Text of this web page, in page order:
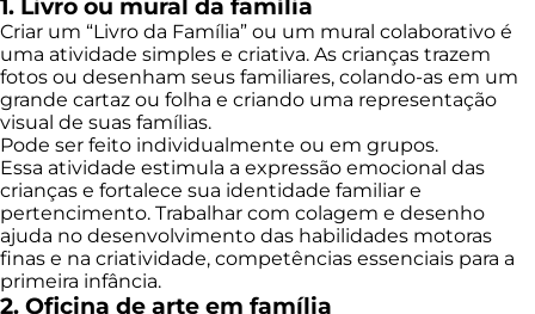
1. Livro ou mural da família
Criar um “Livro da Família” ou um mural colaborativo é
uma atividade simples e criativa. As crianças trazem
fotos ou desenham seus familiares, colando-as em um
grande cartaz ou folha e criando uma representação
visual de suas famílias.
Pode ser feito individualmente ou em grupos.
Essa atividade estimula a expressão emocional das
crianças e fortalece sua identidade familiar e
pertencimento. Trabalhar com colagem e desenho
ajuda no desenvolvimento das habilidades motoras
finas e na criatividade, competências essenciais para a
primeira infância.
2. Oficina de arte em família